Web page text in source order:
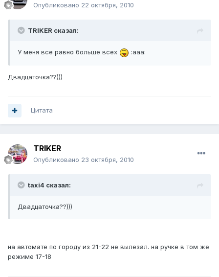
Опубликовано 22 октября, 2010
TRIKER сказал:
У меня все равно больше всех :aaa:
Двадцаточка??)))
Цитата
TRIKER
Опубликовано 23 октября, 2010
taxi4 сказал:
Двадцаточка??)))
на автомате по городу из 21-22 не вылезал. на ручке в том же
режиме 17-18